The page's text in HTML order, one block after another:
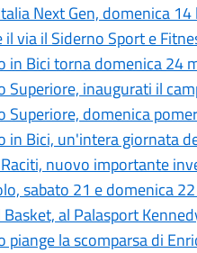
Next Gen, domenica
il via il Siderno Sport e
in Bici torna domenica 24
Superiore, inaugurati il
Superiore, domenica
in Bici, un'intera giornata
nuovo importante
sabato 21 e domenica
Basket, al Palasport
piange la scomparsa di